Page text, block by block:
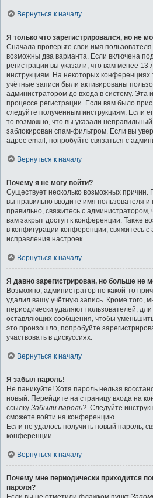
Вернуться к началу
Я только что зарегистрировался, но не
Сначала проверьте свои имя
возможны два варианта. Если включена
регистрации вы указали, что вам менее 13
инструкциям. На некоторых конференциях
учётные записи были активированы
администратором до входа в систему.
процессе регистрации. Если вам было
следуйте полученным инструкциям. Если
то возможно, что вы указали
заблокирован спам-фильтром. Если вы
адрес email, попробуйте связаться с
Вернуться к началу
Почему я не могу войти?
Существует несколько возможных причин.
вы правильно вводите имя пользователя
правильно, свяжитесь с
вам закрыт доступ к конференции. Также
в конфигурации конференции, свяжитесь
исправления настроек.
Вернуться к началу
Я давно зарегистрирован, но больше не
Возможно, администратор по какой-то
удалил вашу учётную запись. Кроме того,
периодически удаляют пользователей,
оставляющих сообщения, чтобы
это произошло, попробуйте
участвовать в дискуссиях.
Вернуться к началу
Я забыл пароль!
Не паникуйте! Хотя пароль нельзя
новый. Перейдите на страницу входа на
ссылку Забыли пароль?. Следуйте
сможете войти на конференцию.
Если не удалось получить новый пароль,
конференции.
Вернуться к началу
Почему мне периодически приходится
пароля?